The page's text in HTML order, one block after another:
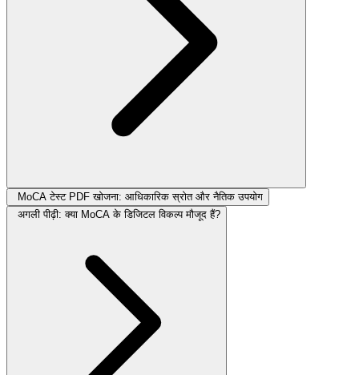
MoCA टेस्ट PDF खोजना: आधिकारिक स्रोत और नैतिक उपयोग
अगली पीढ़ी: क्या MoCA के डिजिटल विकल्प मौजूद हैं?